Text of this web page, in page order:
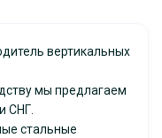
мы предлагаем
СНГ.
стальные